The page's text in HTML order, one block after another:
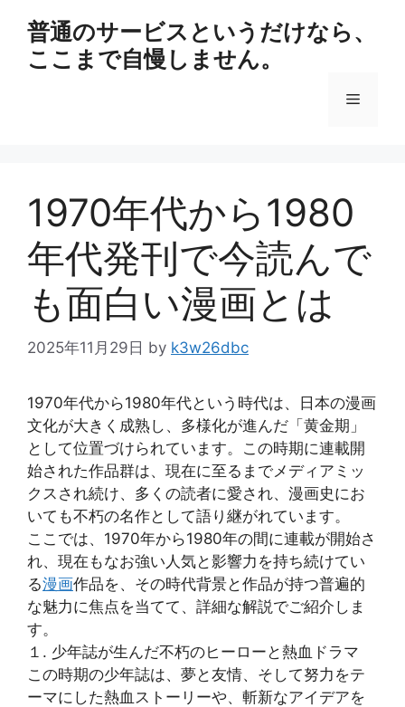
普通のサービスというだけなら、
ここまで自慢しません。
メ
ー
1970年代から1980
年代発刊で今読んで
も面白い漫画とは
2025年11月29日 by k3w26dbc
1970年代から1980年代という時代は、日本の漫画
文化が大きく成熟し、多様化が進んだ「黄金期」
として位置づけられています。この時期に連載開
始された作品群は、現在に至るまでメディアミッ
クスされ続け、多くの読者に愛され、漫画史にお
いても不朽の名作として語り継がれています。
ここでは、1970年から1980年の間に連載が開始さ
れ、現在もなお強い人気と影響力を持ち続けてい
る漫画作品を、その時代背景と作品が持つ普遍的
な魅力に焦点を当てて、詳細な解説でご紹介しま
す。
１. 少年誌が生んだ不朽のヒーローと熱血ドラマ
この時期の少年誌は、夢と友情、そして努力をテ
ーマにした熱血ストーリーや、斬新なアイデアを